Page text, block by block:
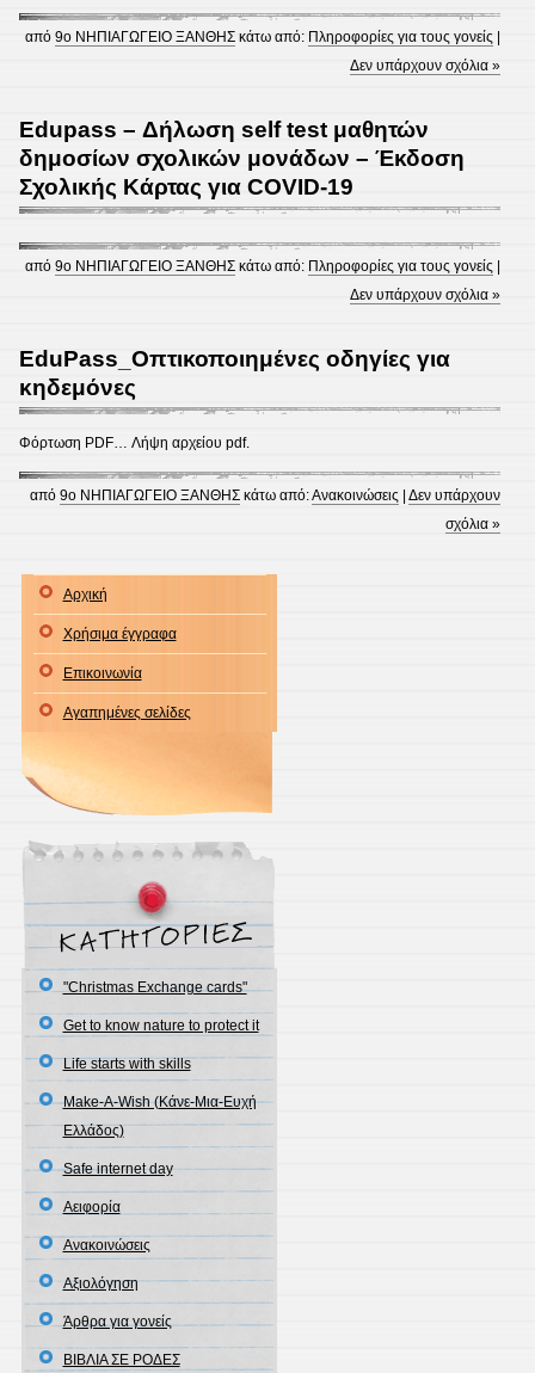
από9ο ΝΗΠΙΑΓΩΓΕΙΟ ΞΑΝΘΗΣ κάτω από: Πληροφορίες για τους γονείς |
Δεν υπάρχουν σχόλια »
Edupass – Δήλωση self test μαθητών
δημοσίων σχολικών μονάδων – Έκδοση
Σχολικής Κάρτας για COVID-19
από9ο ΝΗΠΙΑΓΩΓΕΙΟ ΞΑΝΘΗΣ κάτω από: Πληροφορίες για τους γονείς |
Δεν υπάρχουν σχόλια »
EduPass_Οπτικοποιημένες οδηγίες για
κηδεμόνες
Φόρτωση PDF… Λήψη αρχείου pdf.
από9ο ΝΗΠΙΑΓΩΓΕΙΟ ΞΑΝΘΗΣ κάτω από:Ανακοινώσεις |Δεν υπάρχουν
σχόλια »
Αρχική
Χρήσιμα έγγραφα
Επικοινωνία
Αγαπημένες σελίδες
"Christmas Exchange cards"
Get to know nature to protect it
Life starts with skills
Make-A-Wish (Κάνε-Μια-Ευχή
Ελλάδος)
Safe internet day
Αειφορία
Ανακοινώσεις
Αξιολόγηση
Άρθρα για γονείς
ΒΙΒΛΙΑ ΣΕ ΡΟΔΕΣ